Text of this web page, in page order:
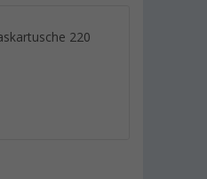
220